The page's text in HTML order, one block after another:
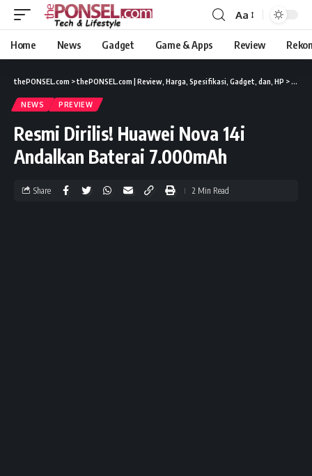
Aa
Home News Gadget Game & Apps Review
thePONSEL.com >thePONSEL.com | Review, Harga, Spesifikasi, Gadget, dan, HP > News
NEWS PREVIEW
Resmi Dirilis! Huawei Nova 14i
Andalkan Baterai 7.000mAh
Share 2 Min Read